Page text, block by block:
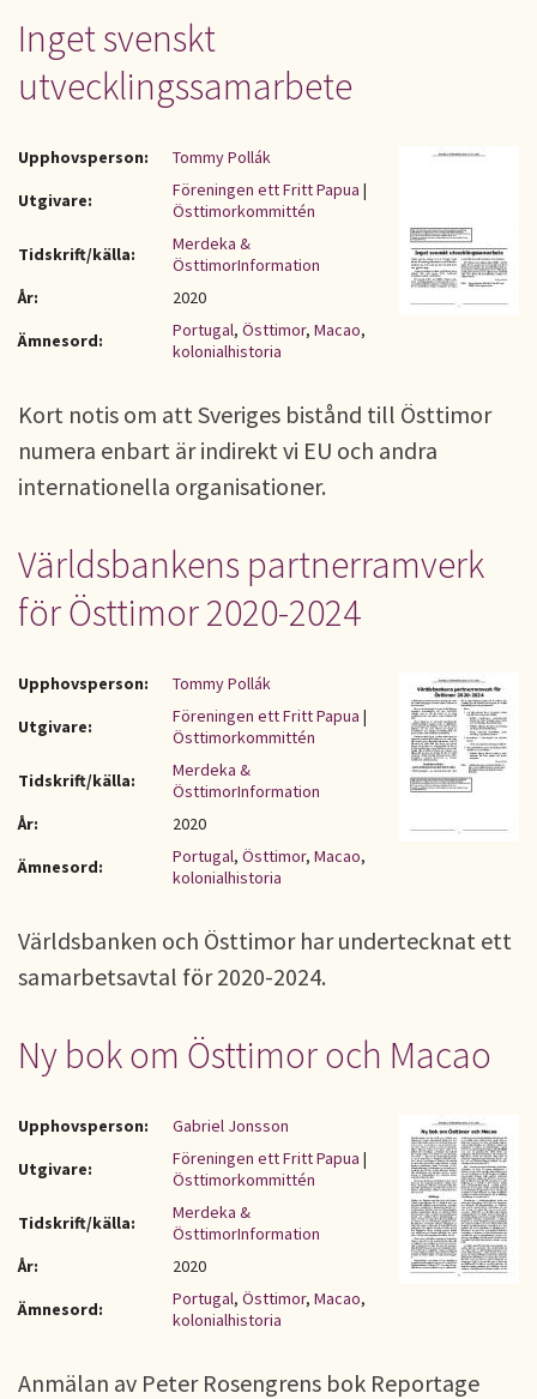
Inget svenskt
utvecklingssamarbete
Upphovsperson:
Tommy Pollák
Utgivare:
Föreningen ett Fritt Papua |
Östtimorkommittén
Tidskrift/källa:
Merdeka &
ÖsttimorInformation
År:
2020
Ämnesord:
Portugal, Östtimor, Macao,
kolonialhistoria
Kort notis om att Sveriges bistånd till Östtimor
numera enbart är indirekt vi EU och andra
internationella organisationer.
Världsbankens partnerramverk
för Östtimor 2020-2024
Upphovsperson:
Tommy Pollák
Utgivare:
Föreningen ett Fritt Papua |
Östtimorkommittén
Tidskrift/källa:
Merdeka &
ÖsttimorInformation
År:
2020
Ämnesord:
Portugal, Östtimor, Macao,
kolonialhistoria
Världsbanken och Östtimor har undertecknat ett
samarbetsavtal för 2020-2024.
Ny bok om Östtimor och Macao
Upphovsperson:
Gabriel Jonsson
Utgivare:
Föreningen ett Fritt Papua |
Östtimorkommittén
Tidskrift/källa:
Merdeka &
ÖsttimorInformation
År:
2020
Ämnesord:
Portugal, Östtimor, Macao,
kolonialhistoria
Anmälan av Peter Rosengrens bok Reportage